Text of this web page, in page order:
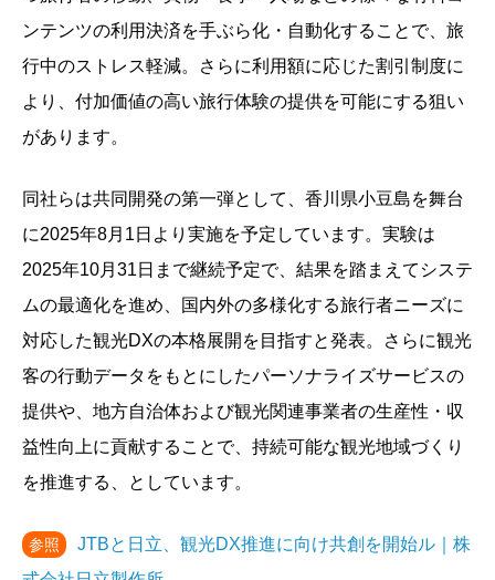
ンテンツの利用決済を手ぶら化・自動化することで、旅
行中のストレス軽減。さらに利用額に応じた割引制度に
より、付加価値の高い旅行体験の提供を可能にする狙い
があります。
同社らは共同開発の第一弾として、香川県小豆島を舞台
に2025年8月1日より実施を予定しています。実験は
2025年10月31日まで継続予定で、結果を踏まえてシステ
ムの最適化を進め、国内外の多様化する旅行者ニーズに
対応した観光DXの本格展開を目指すと発表。さらに観光
客の行動データをもとにしたパーソナライズサービスの
提供や、地方自治体および観光関連事業者の生産性・収
益性向上に貢献することで、持続可能な観光地域づくり
を推進する、としています。
参照
JTBと日立、観光DX推進に向け共創を開始ル｜株